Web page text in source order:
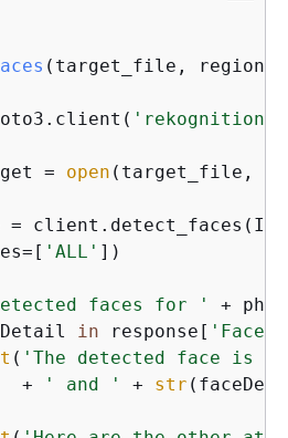
( target_file, region
'rekognition'
=
open (target_file,
=
'ALL' ])
faces for '
+
in response[
( 'The detected face is
+
' and ' + str